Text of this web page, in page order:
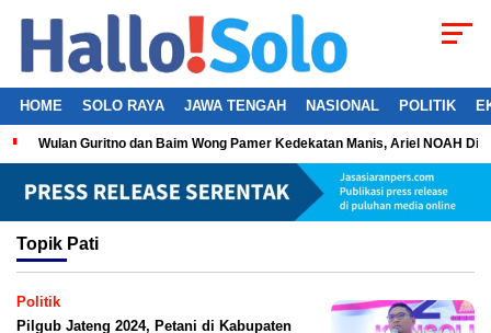
HOME SOLO RAYA JAWA TENGAH NASIONAL POLITIK
Wulan Guritno dan Baim Wong Pamer Kedekatan Manis, Ariel NOAH
Topik Pati
Politik
Pilgub Jateng 2024, Petani di Kabupaten